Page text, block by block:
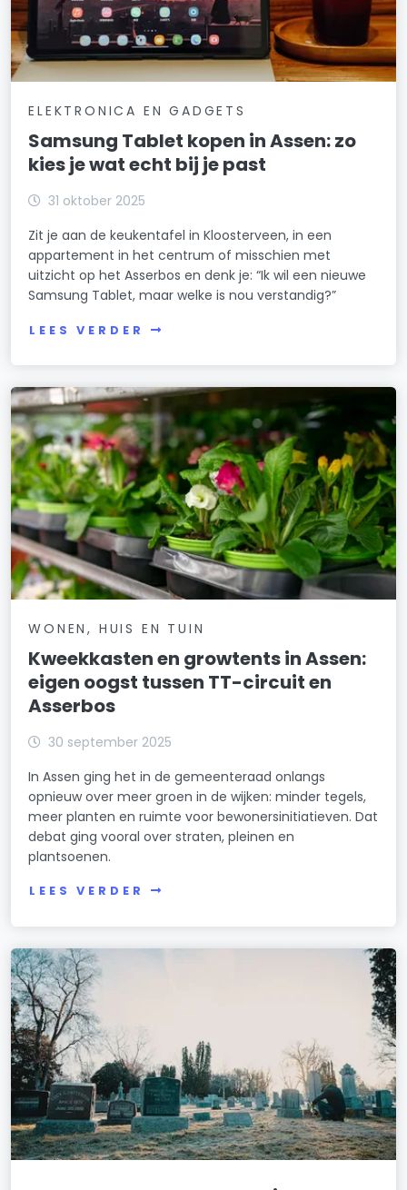
ELEKTRONICA EN GADGETS
Samsung Tablet kopen in Assen: zo
kies je wat echt bij je past
31 oktober 2025
Zit je aan de keukentafel in Kloosterveen, in een
appartement in het centrum of misschien met
uitzicht op het Asserbos en denk je: “Ik wil een nieuwe
Samsung Tablet, maar welke is nou verstandig?”
LEES VERDER
WONEN, HUIS EN TUIN
Kweekkasten en growtents in Assen:
eigen oogst tussen TT-circuit en
Asserbos
30 september 2025
In Assen ging het in de gemeenteraad onlangs
opnieuw over meer groen in de wijken: minder tegels,
meer planten en ruimte voor bewonersinitiatieven. Dat
debat ging vooral over straten, pleinen en
plantsoenen.
LEES VERDER